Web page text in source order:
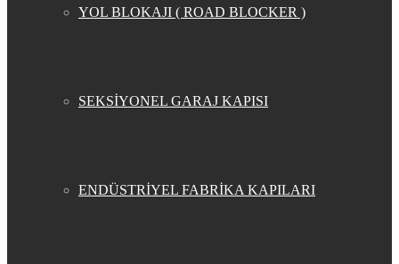
YOL BLOKAJI ( ROAD BLOCKER )
SEKSİYONEL GARAJ KAPISI
ENDÜSTRİYEL FABRİKA KAPILARI